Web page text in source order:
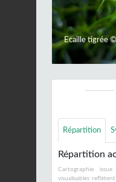
Ecaille tigrée
Répartition
Répartition
Cartographie
visualisables